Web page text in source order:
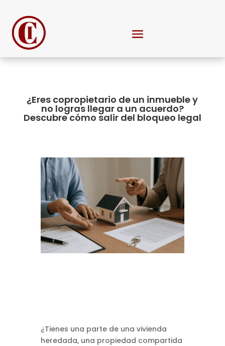
¿Eres copropietario de un inmueble y
no logras llegar a un acuerdo?
Descubre cómo salir del bloqueo legal
¿Tienes una parte de una vivienda
heredada, una propiedad compartida